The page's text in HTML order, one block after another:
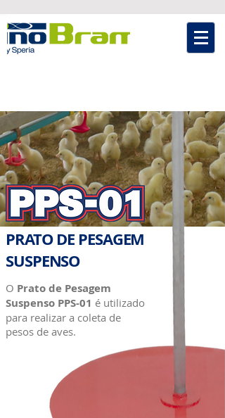
PRATO DE PESAGEM
SUSPENSO
O Prato de Pesagem
Suspenso PPS-01 é utilizado
para realizar a coleta de
pesos de aves.